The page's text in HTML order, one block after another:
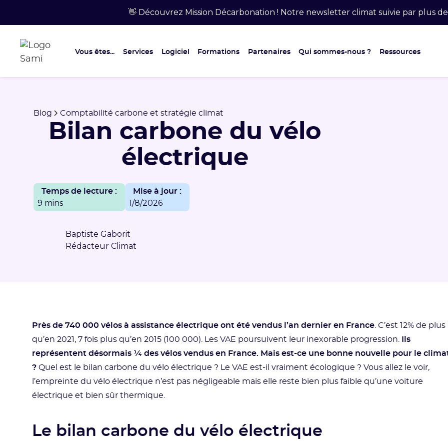
👋 Découvrez Mission Décarbonation ! Notre newsletter climat suivie par plus
Vous êtes... Services Logiciel Formations Partenaires Qui sommes-nous ? Ressources
Blog Comptabilité carbone et stratégie climat
Bilan carbone du vélo
électrique
Temps de lecture :
9 mins
Mise à jour :
1/8/2026
Baptiste Gaborit
Rédacteur Climat
Près de 740 000 vélos à assistance électrique ont été vendus l’an dernier en France . C’est 12% de plus
qu’en 2021, 7 fois plus qu’en 2015 (100 000). Les VAE poursuivent leur inexorable progression.
Ils
représentent désormais ¼ des vélos vendus en France. Mais est-ce une bonne nouvelle pour le
? Quel est le bilan carbone du vélo électrique ? Le VAE est-il vraiment écologique ? Vous allez le voir,
l’empreinte du vélo électrique n’est pas négligeable mais elle reste bien plus faible qu’une voiture
électrique et bien sûr thermique.
Le bilan carbone du vélo électrique